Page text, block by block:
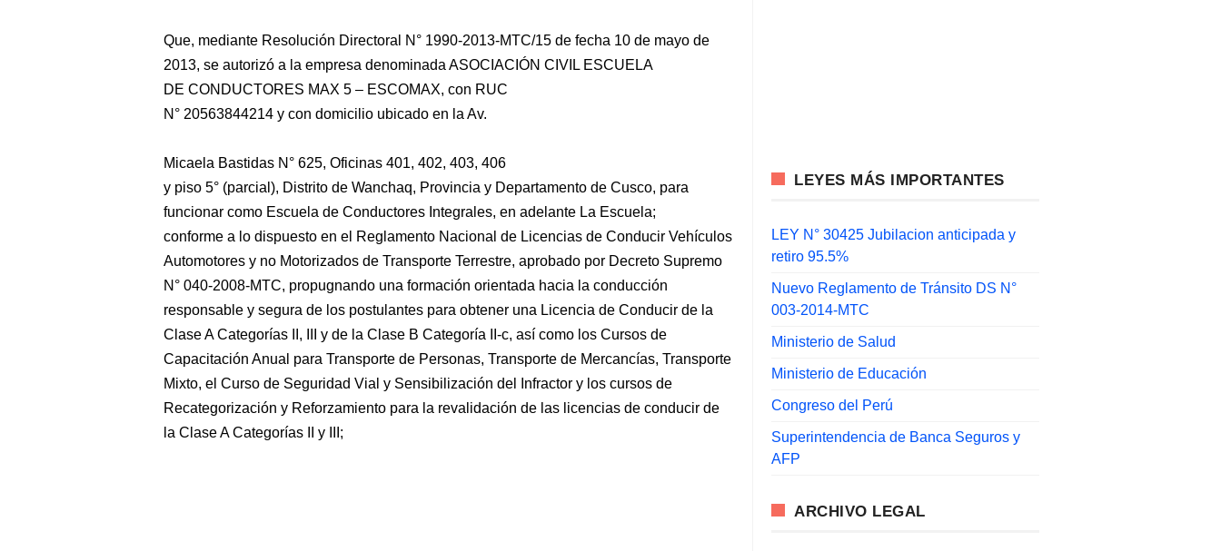
Que, mediante Resolución Directoral N° 1990-2013-MTC/15 de fecha 10 de mayo de
2013, se autorizó a la empresa denominada ASOCIACIÓN CIVIL ESCUELA
DE CONDUCTORES MAX 5 – ESCOMAX, con RUC
N° 20563844214 y con domicilio ubicado en la Av.
Micaela Bastidas N° 625, Oficinas 401, 402, 403, 406
y piso 5° (parcial), Distrito de Wanchaq, Provincia y Departamento de Cusco, para
funcionar como Escuela de Conductores Integrales, en adelante La Escuela;
conforme a lo dispuesto en el Reglamento Nacional de Licencias de Conducir Vehículos
Automotores y no Motorizados de Transporte Terrestre, aprobado por Decreto Supremo
N° 040-2008-MTC, propugnando una formación orientada hacia la conducción
responsable y segura de los postulantes para obtener una Licencia de Conducir de la
Clase A Categorías II, III y de la Clase B Categoría II-c, así como los Cursos de
Capacitación Anual para Transporte de Personas, Transporte de Mercancías, Transporte
Mixto, el Curso de Seguridad Vial y Sensibilización del Infractor y los cursos de
Recategorización y Reforzamiento para la revalidación de las licencias de conducir de
la Clase A Categorías II y III;
LEYES MÁS IMPORTANTES
LEY N° 30425 Jubilacion anticipada y
retiro 95.5%
Nuevo Reglamento de Tránsito DS N°
003-2014-MTC
Ministerio de Salud
Ministerio de Educación
Congreso del Perú
Superintendencia de Banca Seguros y
AFP
ARCHIVO LEGAL